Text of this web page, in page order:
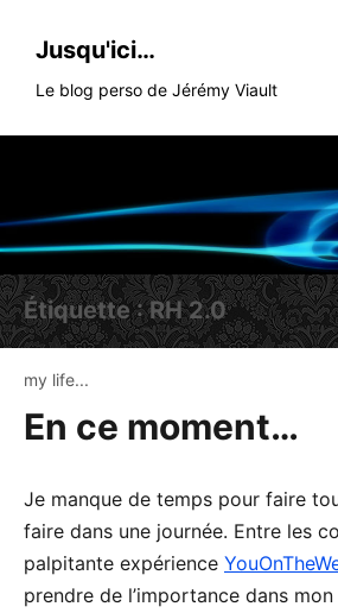
Jusqu'ici…
Le blog perso de Jérémy Viault
Étiquette :RH 2.0
my life...
En ce moment…
Je manque de temps pour faire
faire dans une journée. Entre les
palpitante expérience
prendre de l’importance dans